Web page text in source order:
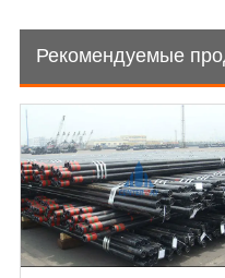
Рекомендуемые